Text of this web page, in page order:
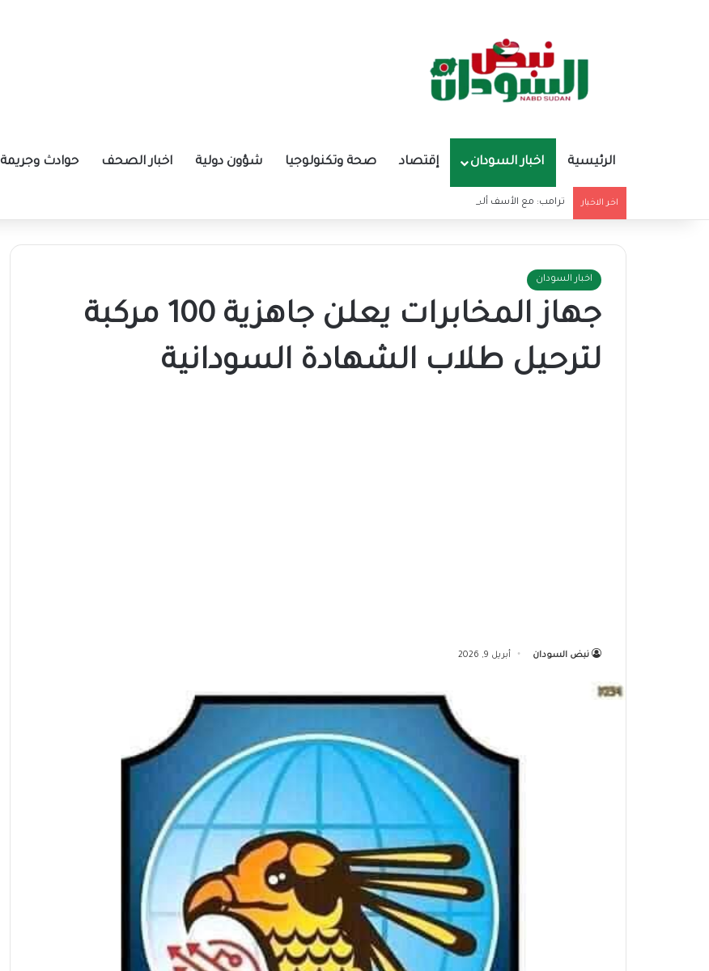
الرئيسية اخبار السودان إقتصاد صحة وتكنولوجيا شؤون دولية اخبار الصحف حوادث وجريمة
اخر الاخبار ترامب: مع الأسف ألحقت الأذي بالمرشد الإيراني
اخبار السودان
جهاز المخابرات يعلن جاهزية 100 مركبة
لترحيل طلاب الشهادة السودانية
نبض السودان أبريل 9, 2026